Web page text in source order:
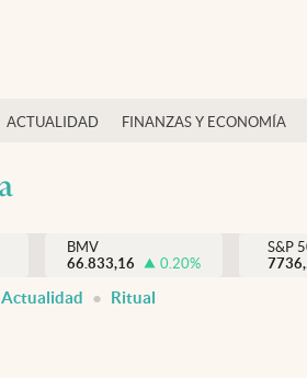
ACTUALIDAD FINANZAS Y ECONOMÍA
BMV
66.833,16
0.20%
S&P
Actualidad Ritual